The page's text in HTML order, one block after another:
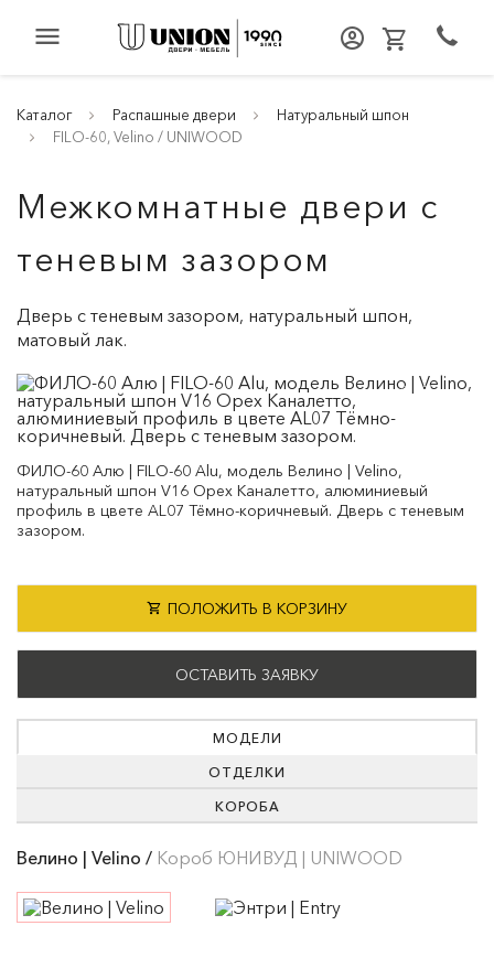
menu
Каталог Распашные двери
Натуральный шпон
FILO-60, Velino / UNIWOOD
Межкомнатные двери с
теневым зазором
Дверь с теневым зазором, натуральный шпон,
матовый лак.
ФИЛО-60 Алю | FILO-60 Alu, модель Велино | Velino,
натуральный шпон V16 Орех Каналетто, алюминиевый
профиль в цвете AL07 Тёмно-коричневый. Дверь с теневым
зазором.
ПОЛОЖИТЬ В КОРЗИНУ
ОСТАВИТЬ ЗАЯВКУ
МОДЕЛИ
ОТДЕЛКИ
КОРОБА
Велино | Velino / Короб ЮНИВУД | UNIWOOD